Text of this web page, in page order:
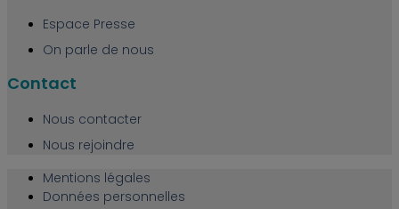
Espace Presse
On parle de nous
Contact
Nous contacter
Nous rejoindre
Mentions légales
Données personnelles